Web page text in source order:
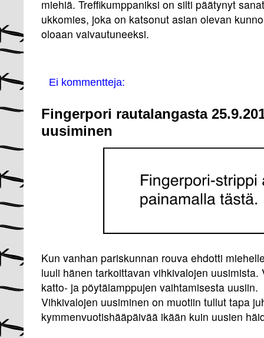
miehiä. Treffikumppaniksi on silti päätynyt
ukkomies, joka on katsonut asian olevan
oloaan vaivautuneeksi.
Ei kommentteja:
Fingerpori rautalangasta
uusiminen
Kun vanhan pariskunnan rouva ehdotti
luuli hänen tarkoittavan vihkivalojen
katto- ja pöytälamppujen vaihtamisesta uusiin.
Vihkivalojen uusiminen on muotiin tullut tapa
kymmenvuotishääpäivää ikään kuin uusien